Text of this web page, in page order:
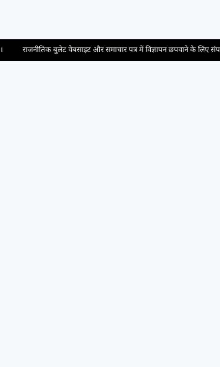
बुलेट वेबसाइट और समाचार पत्र में विज्ञापन छपवाने के लिए संपर्क करें, संपर्क